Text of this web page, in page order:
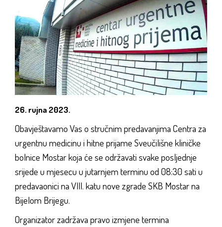
26. rujna 2023.
Obavještavamo Vas o stručnim predavanjima Centra za
urgentnu medicinu i hitne prijame Sveučilišne kliničke
bolnice Mostar koja će se održavati svake posljednje
srijede u mjesecu u jutarnjem terminu od 08:30 sati u
predavaonici na VIII. katu nove zgrade SKB Mostar na
Bijelom Brijegu.
Organizator zadržava pravo izmjene termina